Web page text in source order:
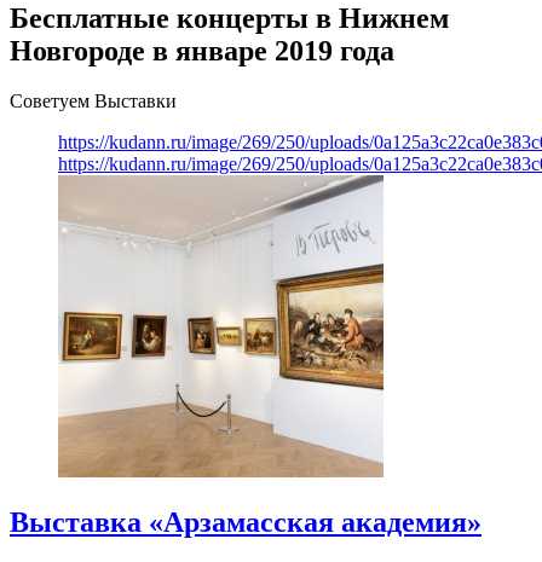
Бесплатные концерты в Нижнем
Новгороде в январе 2019 года
Советуем Выставки
https://kudann.ru/image/269/250/uploads/
https://kudann.ru/image/269/250/uploads/
Выставка «Арзамасская академия»